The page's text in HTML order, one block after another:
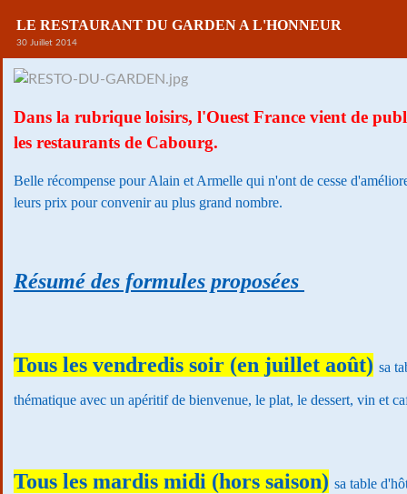
LE RESTAURANT DU GARDEN A L'HONNEUR
30 Juillet 2014
Dans la rubrique loisirs, l'Ouest France vient de
les restaurants de Cabourg.
Belle récompense pour Alain et Armelle qui n'ont de cesse
leurs prix pour convenir au plus grand nombre.
Résumé des formules proposées
Tous les vendredis soir (en juillet août) sa
thématique avec un apéritif de bienvenue, le plat, le dessert, vin et
Tous les mardis midi (hors saison) sa table